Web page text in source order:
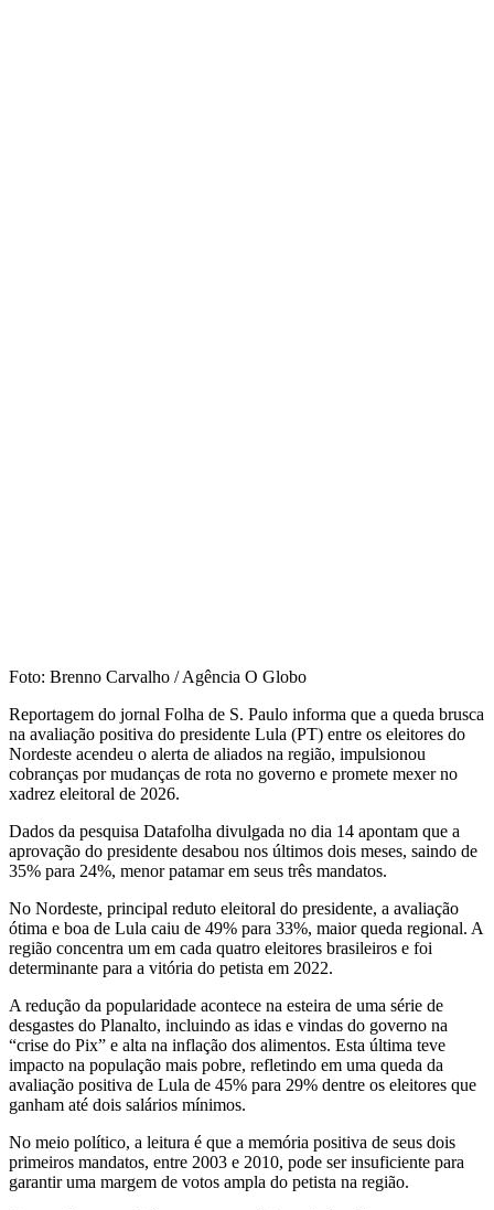
Foto: Brenno Carvalho / Agência O Globo
Reportagem do jornal Folha de S. Paulo informa que a queda brusca
na avaliação positiva do presidente Lula (PT) entre os eleitores do
Nordeste acendeu o alerta de aliados na região, impulsionou
cobranças por mudanças de rota no governo e promete mexer no
xadrez eleitoral de 2026.
Dados da pesquisa Datafolha divulgada no dia 14 apontam que a
aprovação do presidente desabou nos últimos dois meses, saindo de
35% para 24%, menor patamar em seus três mandatos.
No Nordeste, principal reduto eleitoral do presidente, a avaliação
ótima e boa de Lula caiu de 49% para 33%, maior queda regional. A
região concentra um em cada quatro eleitores brasileiros e foi
determinante para a vitória do petista em 2022.
A redução da popularidade acontece na esteira de uma série de
desgastes do Planalto, incluindo as idas e vindas do governo na
“crise do Pix” e alta na inflação dos alimentos. Esta última teve
impacto na população mais pobre, refletindo em uma queda da
avaliação positiva de Lula de 45% para 29% dentre os eleitores que
ganham até dois salários mínimos.
No meio político, a leitura é que a memória positiva de seus dois
primeiros mandatos, entre 2003 e 2010, pode ser insuficiente para
garantir uma margem de votos ampla do petista na região.